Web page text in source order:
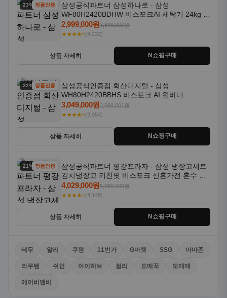
23% 할인정품인증
삼성공식파트너 삼성하나로 - 삼성
WF80H2420BDHW 비스포크AI 세탁기 24kg 건
조기 20kg 세제자동투입
2,999,000원3,898,000원
★★★★⭐(4,232)
상품 자세히 N쇼핑구매
22% 할인정품인증
삼성공식인증점 회산디지털 - 삼성
WH80H2420BBHS 비스포크 AI 원바디
24kg+20kg 세제자동투입 1등급
3,049,000원3,898,001원
★★★★⭐(3,054)
상품 자세히 N쇼핑구매
21% 할인정품인증
삼성공식파트너 평강프라자 - 삼성 냉장고세트
김치냉장고 키친핏 비스포크 신혼가전 혼수 입
주가전 빌트인 화이트
4,029,000원5,080,000원
★★★★⭐(4,149)
상품 자세히 N쇼핑구매
테무 알리 쿠팡 11번가 G마켓 SSG 아마존
라쿠텐 쉬인 아이허브 컬리 도매꾹 도매매
에어비앤비